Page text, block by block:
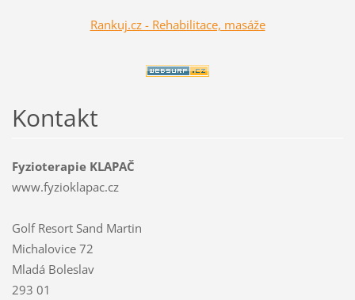
Rankuj.cz - Rehabilitace, masáže
Kontakt
Fyzioterapie KLAPAČ
www.fyzioklapac.cz
Golf Resort Sand Martin
Michalovice 72
Mladá Boleslav
293 01